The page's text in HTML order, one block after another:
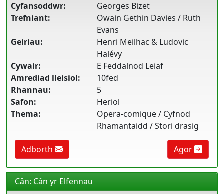
Cyfansoddwr:
Georges Bizet
Trefniant:
Owain Gethin Davies / Ruth
Evans
Geiriau:
Henri Meilhac & Ludovic
Halévy
Cywair:
E Feddalnod Leiaf
Amrediad lleisiol:
10fed
Rhannau:
5
Safon:
Heriol
Thema:
Opera-comique / Cyfnod
Rhamantaidd / Stori drasig
Adborth Agor
Cân: Cân yr Elfennau